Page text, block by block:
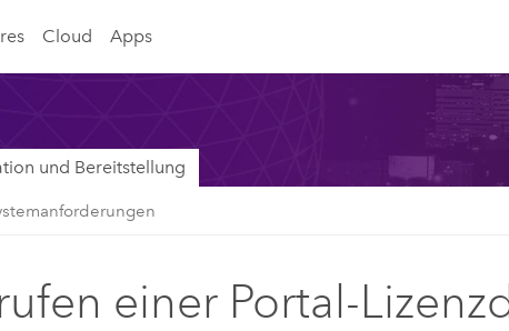
Cloud Apps
und Bereitstellung
einer Portal-